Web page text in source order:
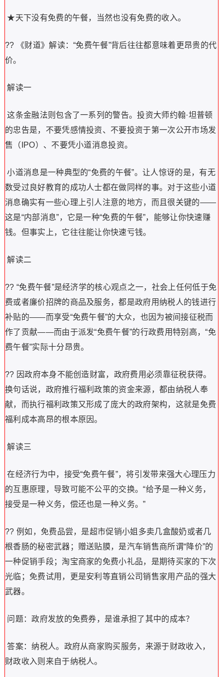
★天下没有免费的午餐，当然也没有免费的收入。
?? 《财道》解读：“免费午餐”背后往往都意味着更昂贵的代
价。
解读一
这条金融法则包含了一系列的警告。投资大师约翰·坦普顿
的忠告是，不要凭感情投资、不要投资于第一次公开市场发
售（IPO）、不要凭小道消息投资。
小道消息是一种典型的“免费的午餐”。让人惊讶的是，有无
数受过良好教育的成功人士都在做同样的事。对于这些小道
消息确实有一些心理上引人注意的地方，而且很关键的——
这是“内部消息”，它是一种“免费的午餐”，能够让你快速赚
钱。但事实上，它往往能让你快速亏钱。
解读二
?? “免费午餐”是经济学的核心观点之一，社会上任何低于免
费或者廉价招牌的商品及服务，都是政府用纳税人的钱进行
补贴的——而享受“免费午餐”的大众，也因为被间接征税而
作了贡献——而由于派发“免费午餐”的行政费用特别高，“免
费午餐”实际十分昂贵。
?? 因政府本身不能创造财富，政府费用必须靠征税获得。
换句话说，政府推行福利政策的资金来源，都由纳税人奉
献，而执行福利政策又形成了庞大的政府架构，这就是免费
福利成本高昂的根本原因。
解读三
在经济行为中，接受“免费午餐”，将引发带来强大心理压力
的互惠原理，导致可能不公平的交换。“给予是一种义务，
接受是一种义务，偿还也是一种义务。”
?? 例如，免费品尝，是超市促销小姐多卖几盒酸奶或者几
根香肠的秘密武器；赠送贴膜，是汽车销售商所谓“降价”的
一种促销手段；淘宝商家的免费小礼品，是期待买家的下次
光临；免费试用，更是安利等直销公司销售家用产品的强大
武器。
问题：政府发放的免费券，是谁承担了其中的成本？
答案：纳税人。政府从商家购买服务，来源于财政收入，
财政收入则来自于纳税人。